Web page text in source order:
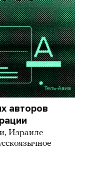
авторов
Израиле